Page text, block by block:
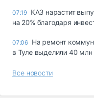
07:19 КАЗ нарастит
на 20% благодаря
07:06 На ремонт
в Туле выделили 40 млн
Все новости